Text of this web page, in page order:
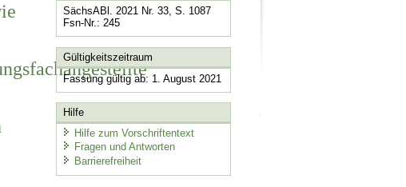
SächsABl. 2021 Nr. 33, S. 1087
Fsn-Nr.: 245
Gültigkeitszeitraum
Fassung gültig ab: 1. August 2021
Hilfe
Hilfe zum Vorschriftentext
Fragen und Antworten
Barrierefreiheit